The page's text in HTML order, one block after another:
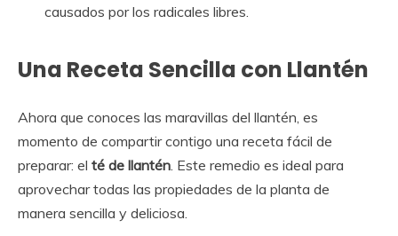
causados por los radicales libres.
Una Receta Sencilla con Llantén
Ahora que conoces las maravillas del llantén, es
momento de compartir contigo una receta fácil de
preparar: el té de llantén . Este remedio es ideal para
aprovechar todas las propiedades de la planta de
manera sencilla y deliciosa.